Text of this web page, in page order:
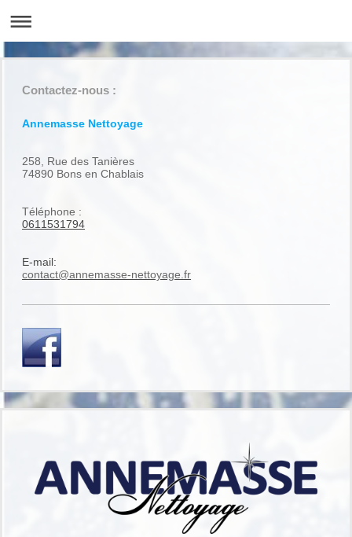
Contactez-nous :
Annemasse Nettoyage
258, Rue des Tanières
74890 Bons en Chablais
Téléphone :
0611531794
E-mail:
contact@annemasse-nettoyage.fr